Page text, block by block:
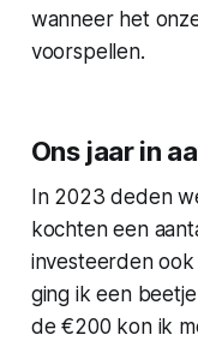
wanneer het
voorspellen.
Ons jaar in
In 2023 deden
kochten een
investeerden
ging ik een
de €200 kon ik